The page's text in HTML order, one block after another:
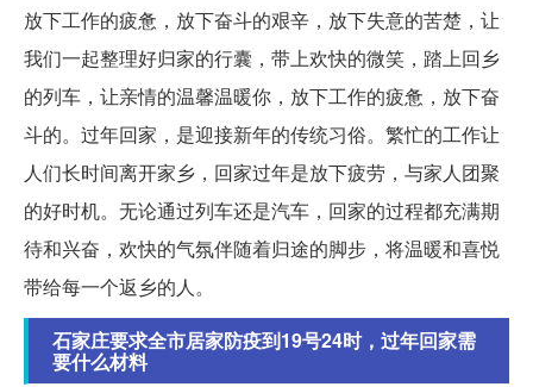
放下工作的疲惫，放下奋斗的艰辛，放下失意的苦楚，让
我们一起整理好归家的行囊，带上欢快的微笑，踏上回乡
的列车，让亲情的温馨温暖你，放下工作的疲惫，放下奋
斗的。过年回家，是迎接新年的传统习俗。繁忙的工作让
人们长时间离开家乡，回家过年是放下疲劳，与家人团聚
的好时机。无论通过列车还是汽车，回家的过程都充满期
待和兴奋，欢快的气氛伴随着归途的脚步，将温暖和喜悦
带给每一个返乡的人。
石家庄要求全市居家防疫到19号24时，过年回家需
要什么材料